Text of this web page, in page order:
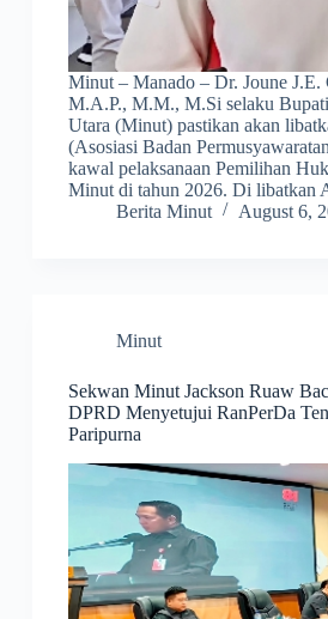
Minut – Manado – Dr. Joune J.E.
M.A.P., M.M., M.Si selaku
Utara (Minut) pastikan akan
(Asosiasi Badan
kawal pelaksanaan Pemilihan
Minut di tahun 2026. Di
Berita Minut
August 6,
Minut
Sekwan Minut Jackson Ruaw
DPRD Menyetujui RanPerDa
Paripurna